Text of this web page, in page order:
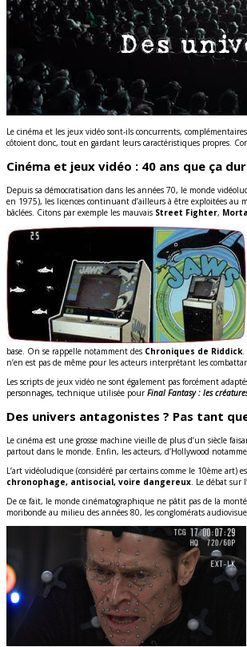
Le cinéma et les jeux vidéo sont-ils concurrents,
côtoient donc, tout en gardant leurs caractéristiques propres.
Cinéma et jeux vidéo : 40 ans que ça
Depuis sa démocratisation dans les années 70, le monde
en 1975), les licences continuant d’ailleurs à être exploitées
bâclées. Citons par exemple les mauvais Street Fighter,
base. On se rappelle notamment des Chroniques de Riddick
n’en est pas de même pour les acteurs interprétant les
Les scripts de jeux vidéo ne sont également pas forcément
personnages, technique utilisée pourFinal Fantasy : les
Des univers antagonistes ? Pas tant
Le cinéma est une grosse machine vieille de plus d’un siècle
partout dans le monde. Enfin, les acteurs, d’Hollywood
L’art vidéoludique (considéré par certains comme le 10ème
chronophage, antisocial, voire dangereux . Le débat
De ce fait, le monde cinématographique ne pâtit pas de la
moribonde au milieu des années 80, les conglomérats